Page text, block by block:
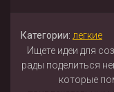
Категории: легкие
Ищете идеи для
рады поделиться
которые